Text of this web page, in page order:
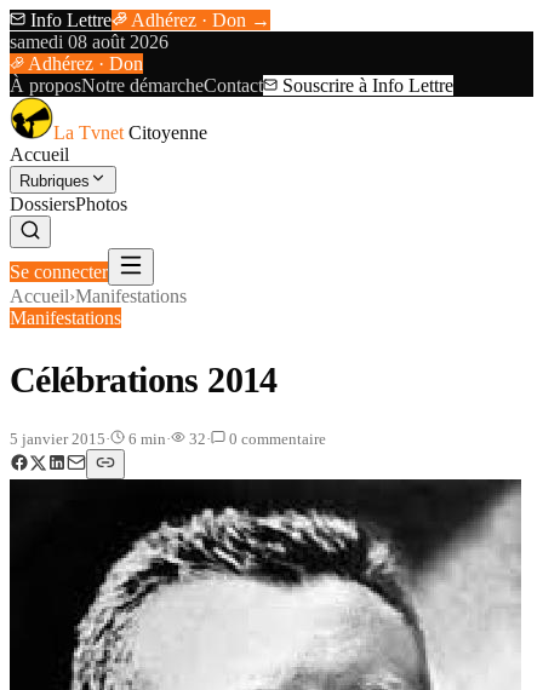
Info Lettre
Adhérez · Don →
samedi 08 août 2026
Adhérez · Don
À proposNotre démarcheContact Souscrire à Info Lettre
La Tvnet Citoyenne
Accueil
Rubriques
DossiersPhotos
Se connecter
Accueil›Manifestations
Manifestations
Célébrations 2014
5 janvier 2015· 6 min· 32· 0 commentaire